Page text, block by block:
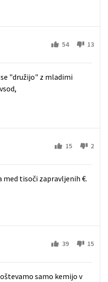
54 13
"družijo" z mladimi
15 2
tisoči zapravljenih €.
39 15
samo kemijo v